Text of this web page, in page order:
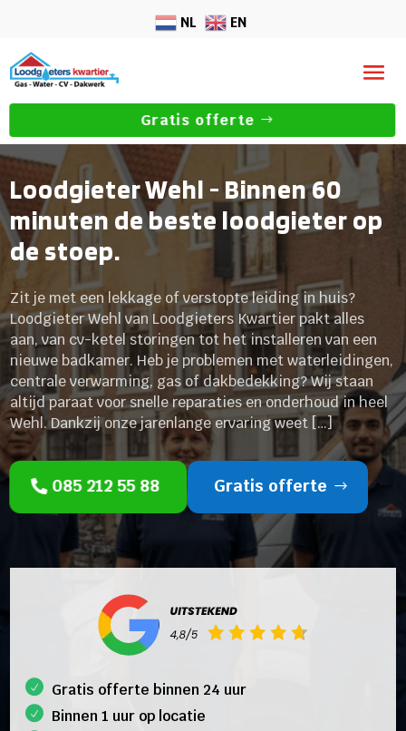
NL EN
Gratis offerte
Loodgieter Wehl - Binnen 60
minuten de beste loodgieter op
de stoep.
Zit je met een lekkage of verstopte leiding in huis?
Loodgieter Wehl van Loodgieters Kwartier pakt alles
aan, van cv-ketel storingen tot het installeren van een
nieuwe badkamer. Heb je problemen met waterleidingen,
centrale verwarming, gas of dakbedekking? Wij staan
altijd paraat voor snelle reparaties en onderhoud in heel
Wehl. Dankzij onze jarenlange ervaring weet […]
085 212 55 88 Gratis offerte
Gratis offerte binnen 24 uur
Binnen 1 uur op locatie